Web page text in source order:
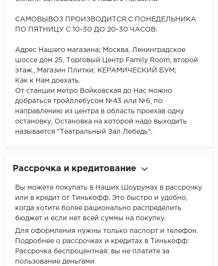
САМОВЫВОЗ ПРОИЗВОДИТСЯ С ПОНЕДЕЛЬНИКА
ПО ПЯТНИЦУ С 10-30 ДО 20-30 ЧАСОВ.
Адрес Нашего магазина; Москва, Ленинградское
шоссе дом 25, Торговый Центр Family Room, второй
этаж., Магазин Плитки; КЕРАМИЧЕСКИЙ БУМ;
Как к Нам доехать.
От станции метро Войковская до Нас можно
добраться тройллебусом №43 или №6, по
направлению из центра в область проехав одну
остановку, Остановка на которой надо выходить
называется "Театральный Зал Лебедь".
Рассрочка и кредитование
Вы можете покупать в Наших Шоурумах в рассрочку
или в кредит от Тинькофф. Это быстро и удобно,
когда хотите более рационально распределить
бюджет и если нет всей суммы на покупку.
Для оформления нужны только паспорт и телефон.
Подробнее о рассрочках и кредитах в Тинькофф:
Рассрочка беспроцентная: вы не платите за
пользование деньгами